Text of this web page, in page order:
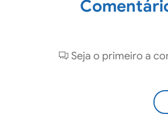
Seja o primeiro a